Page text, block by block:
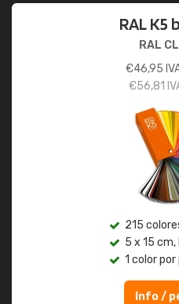
RAL K5
RAL
€46,95
€56,81
215
5 x 15 cm,
1 color por
Info /